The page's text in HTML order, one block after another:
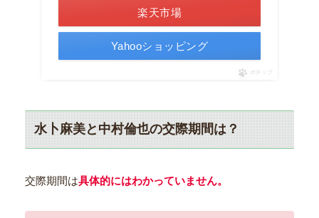
楽天市場
Yahooショッピング
ポチップ
水卜麻美と中村倫也の交際期間は？
交際期間は具体的にはわかっていません。